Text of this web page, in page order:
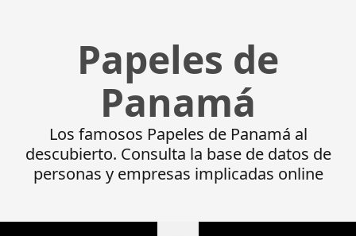
Papeles de
Panamá
Los famosos Papeles de Panamá al
descubierto. Consulta la base de datos de
personas y empresas implicadas online